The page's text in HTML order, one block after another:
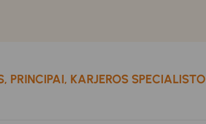
KARJEROS SPECIALISTO